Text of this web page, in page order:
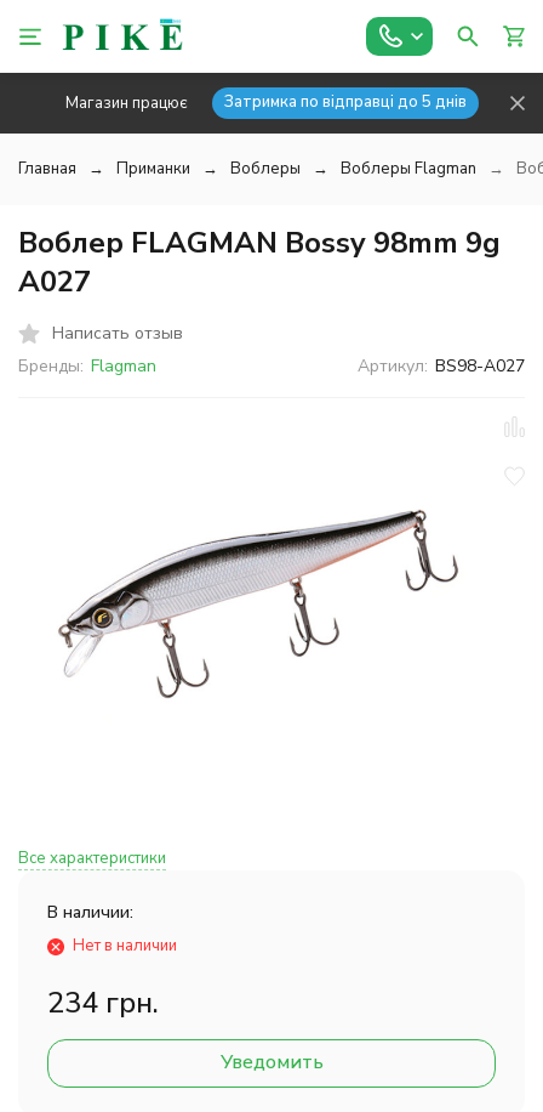
Магазин працює Затримка по відправці до 5 днів
Главная Приманки Воблеры Воблеры Flagman
Воблер FLAGMAN Bossy 98mm 9g
A027
Написать отзыв
Бренды: Flagman Артикул: BS98-A027
Все характеристики
В наличии:
Нет в наличии
234 грн.
Уведомить